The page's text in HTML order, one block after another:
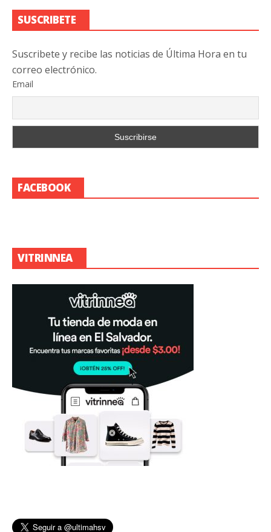
SUSCRIBETE
Suscribete y recibe las noticias de Última Hora en tu
correo electrónico.
Email
FACEBOOK
VITRINNEA